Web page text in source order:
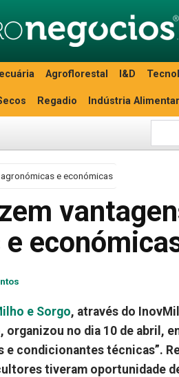
Agroflorestal I&D
Regadio Indústria Alimentar
e económicas
e Sorgo, através do
no dia 10 de abril,
e condicionantes técnicas”.
tiveram oportunidade